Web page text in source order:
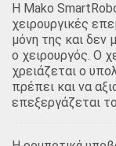
Η Mako
χειρουργικές
μόνη της και δεν
ο χειρουργός. Ο
χρειάζεται ο
πρέπει και να
επεξεργάζεται